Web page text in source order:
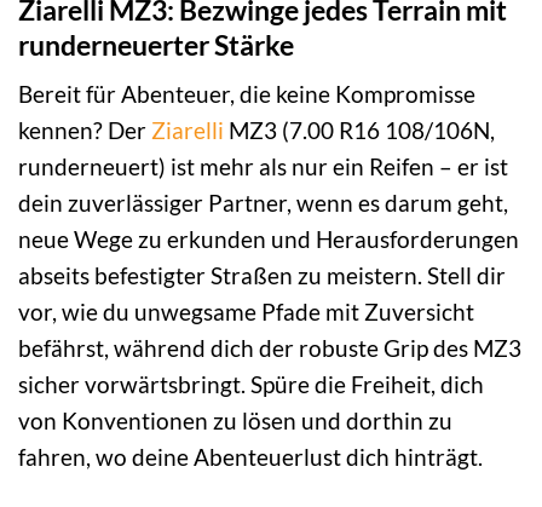
Ziarelli MZ3: Bezwinge jedes Terrain mit
runderneuerter Stärke
Bereit für Abenteuer, die keine Kompromisse
kennen? Der Ziarelli MZ3 (7.00 R16 108/106N,
runderneuert) ist mehr als nur ein Reifen – er ist
dein zuverlässiger Partner, wenn es darum geht,
neue Wege zu erkunden und Herausforderungen
abseits befestigter Straßen zu meistern. Stell dir
vor, wie du unwegsame Pfade mit Zuversicht
befährst, während dich der robuste Grip des MZ3
sicher vorwärtsbringt. Spüre die Freiheit, dich
von Konventionen zu lösen und dorthin zu
fahren, wo deine Abenteuerlust dich hinträgt.